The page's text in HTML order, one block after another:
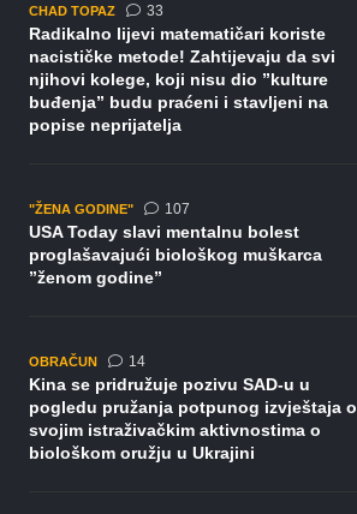
CHAD TOPAZ 33komentara
Radikalno lijevi matematičari koriste
nacističke metode! Zahtijevaju da svi
njihovi kolege, koji nisu dio ”kulture
buđenja” budu praćeni i stavljeni na
popise neprijatelja
"ŽENA GODINE" 107komentara
USA Today slavi mentalnu bolest
proglašavajući biološkog muškarca
”ženom godine”
OBRAČUN 14komentara
Kina se pridružuje pozivu SAD-u u
pogledu pružanja potpunog izvještaja o
svojim istraživačkim aktivnostima o
biološkom oružju u Ukrajini